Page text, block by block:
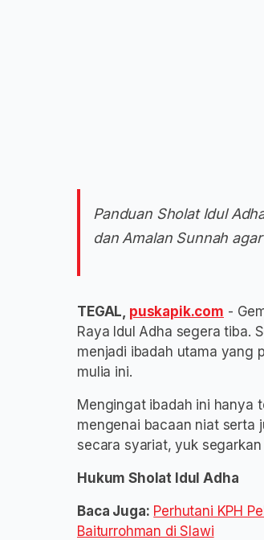
Panduan Sholat Idul
dan Amalan Sunnah
TEGAL, puskapik.com -
Raya Idul Adha segera tiba.
menjadi ibadah utama yang
mulia ini.
​Mengingat ibadah ini hanya
mengenai bacaan niat serta
secara syariat, yuk
​Hukum Sholat Idul Adha
Baca Juga: Perhutani KPH
Baiturrohman di Slawi